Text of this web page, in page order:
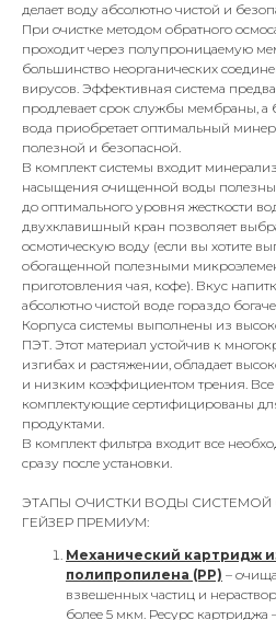
делает воду абсолютно чистой и
При очистке методом обратного
проходит через полупроницаемую
большинство неорганических
вирусов. Эффективная система
продлевает срок службы мембраны, а
вода приобретает оптимальный
полезной и безопасной.
В комплект системы входит
насыщения очищенной воды
до оптимального уровня жесткости
двухклавишный кран позволяет
осмотическую воду (если вы хотите
обогащенной полезными
приготовления чая, кофе). Вкус
абсолютно чистой воде гораздо
Корпуса системы выполнены из
ПЭТ. Этот материал устойчив к
изгибах и растяжении, обладает
и низким коэффициентом трения.
комплектующие сертифицированы
продуктами.
В комплект фильтра входит все
сразу после установки.
ЭТАПЫ ОЧИСТКИ ВОДЫ
ГЕЙЗЕР ПРЕМИУМ:
Механический картридж
полипропилена (РР) –
взвешенных частиц и
более 5 мкм. Ресурс картриджа